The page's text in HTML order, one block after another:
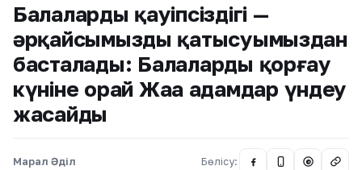
Балалардың қауіпсіздігі —
әрқайсымыздың қатысуымыздан
басталады: Балаларды қорғау
күніне орай Жаңа адамдар үндеу
жасайды
Марал Әділ Бөлісу: @